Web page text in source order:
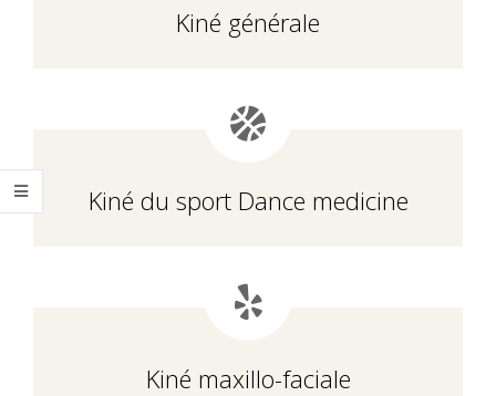
Kiné générale
Kiné du sport Dance medicine
Kiné maxillo-faciale